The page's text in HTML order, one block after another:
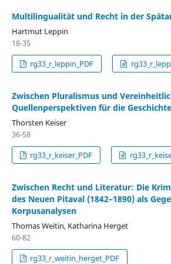
Multilingualität und Recht in der
Hartmut Leppin
18-35
rg33_r_leppin_PDF
Zwischen Pluralismus und
Quellenperspektiven für die
Thorsten Keiser
36-58
rg33_r_keiser_PDF
Zwischen Recht und Literatur: Die
des Neuen Pitaval (1842–1890) als
Korpusanalysen
Thomas Weitin, Katharina Herget
60-82
rg33_r_weitin_herget_PDF